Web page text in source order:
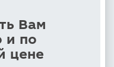
Вам
и по
цене